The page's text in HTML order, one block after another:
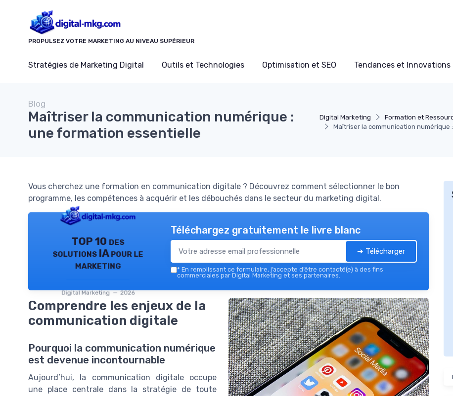
PROPULSEZ VOTRE MARKETING AU NIVEAU SUPÉRIEUR
Stratégies de Marketing Digital Outils et Technologies Optimisation et SEO Tendances et
Digital Marketing Formation et
Maîtriser la communication
Blog
Maîtriser la communication numérique :
une formation essentielle
Vous cherchez une formation en communication digitale ? Découvrez comment sélectionner le bon
programme, les compétences à acquérir et les débouchés dans le secteur du marketing digital.
TOP 10 des
solutions IA pour le
marketing
Digital Marketing — 2026
Téléchargez gratuitement le livre blanc
➔ Télécharger
* En remplissant ce formulaire, j’accepte d’être contacté(e) à des fins
commerciales par Digital Marketing et ses partenaires.
Comprendre les enjeux de la
communication digitale
Pourquoi la communication numérique
est devenue incontournable
Aujourd’hui, la communication digitale occupe
une place centrale dans la stratégie de toute